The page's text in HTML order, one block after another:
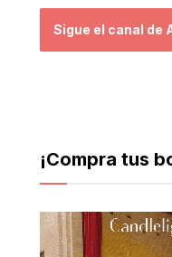
Sigue el canal de
¡Compra tus